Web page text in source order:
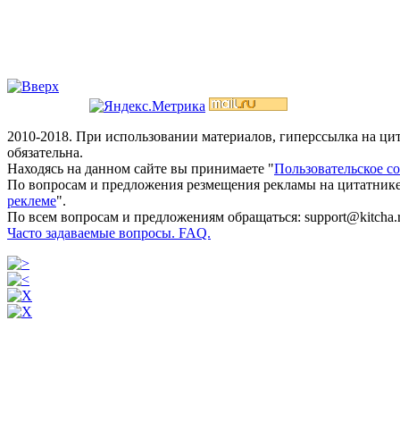
2010-2018. При использовании материалов, гиперссылка на
обязательна.
Находясь на данном сайте вы принимаете "Пользовательское
По вопросам и предложения резмещения рекламы на
реклеме".
По всем вопросам и предложениям обращаться:
Часто задаваемые вопросы. FAQ.